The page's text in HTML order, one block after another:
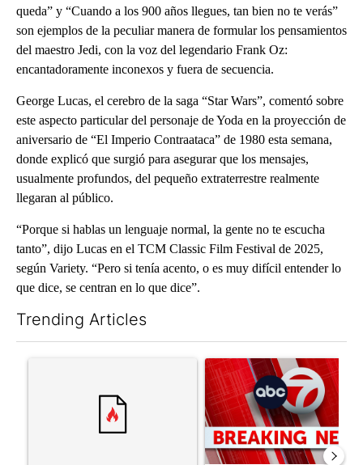
queda” y “Cuando a los 900 años llegues, tan bien no te verás”
son ejemplos de la peculiar manera de formular los pensamientos
del maestro Jedi, con la voz del legendario Frank Oz:
encantadoramente inconexos y fuera de secuencia.
George Lucas, el cerebro de la saga “Star Wars”, comentó sobre
este aspecto particular del personaje de Yoda en la proyección de
aniversario de “El Imperio Contraataca” de 1980 esta semana,
donde explicó que surgió para asegurar que los mensajes,
usualmente profundos, del pequeño extraterrestre realmente
llegaran al público.
“Porque si hablas un lenguaje normal, la gente no te escucha
tanto”, dijo Lucas en el TCM Classic Film Festival de 2025,
según Variety. “Pero si tenía acento, o es muy difícil entender lo
que dice, se centran en lo que dice”.
Trending Articles
A trending article titled "Senate subcommittee obtains
A trending article titled